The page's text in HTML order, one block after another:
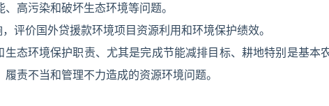
高污染和破坏生态环境等问题。
评价国外贷援款环境项目资源利用和环境保护绩效。
态环境保护职责、尤其是完成节能减排目标、耕地特别是基本
责不当和管理不力造成的资源环境问题。